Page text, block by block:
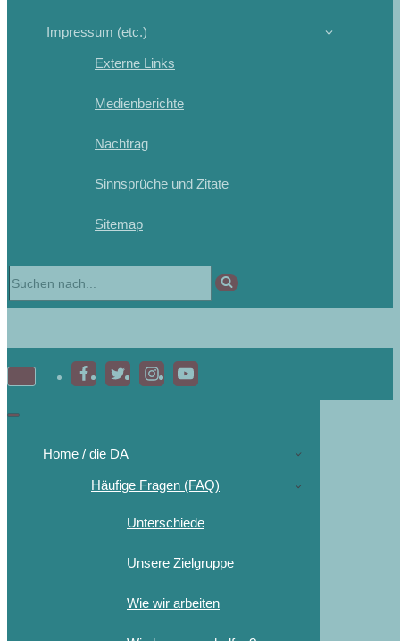
Impressum (etc.)
Externe Links
Medienberichte
Nachtrag
Sinnsprüche und Zitate
Sitemap
Navigations-
Navigations-
Home / die DA
Häufige Fragen (FAQ)
Unterschiede
Unsere Zielgruppe
Wie wir arbeiten